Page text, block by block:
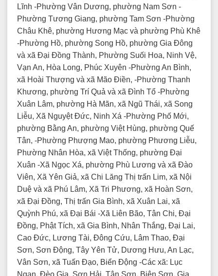
Lĩnh -Phường Vân Dương, phường Nam Sơn -
Phường Tương Giang, phường Tam Sơn -Phường
Châu Khê, phường Hương Mạc và phường Phù Khê
-Phường Hồ, phường Song Hồ, phường Gia Đông
và xã Đại Đồng Thành, Phường Suối Hoa, Ninh Vệ,
Vạn An, Hòa Long, Phúc Xuyên -Phường An Bình,
xã Hoài Thượng và xã Mão Điền, -Phường Thanh
Khương, phường Trí Quả và xã Đình Tổ -Phường
Xuân Lâm, phường Hà Mãn, xã Ngũ Thái, xã Song
Liễu, Xã Nguyệt Đức, Ninh Xá -Phường Phố Mới,
phường Bằng An, phường Việt Hùng, phường Quế
Tân, -Phường Phượng Mao, phường Phương Liễu,
Phường Nhân Hòa, xã Việt Thống, phường Đại
Xuân -Xã Ngọc Xá, phường Phù Lương và xã Đào
Viên, Xã Yên Giả, xã Chi Lăng Thị trấn Lim, xã Nội
Duệ và xã Phú Lâm, Xã Tri Phương, xã Hoàn Sơn,
xã Đại Đồng, Thị trấn Gia Bình, xã Xuân Lai, xã
Quỳnh Phú, xã Đại Bái -Xã Liên Bão, Tân Chi, Đại
Đồng, Phật Tích, xã Gia Bình, Nhân Thắng, Đại Lai,
Cao Đức, Lương Tài, Đông Cứu, Lâm Thao, Đại
Sơn, Sơn Động, Tây Yên Tử, Dương Hưu, An Lạc,
Vân Sơn, xã Tuấn Đạo, Biển Động -Các xã: Lục
Ngạn, Đèo Gia, Sơn Hải, Tân Sơn, Biên Sơn, Gia